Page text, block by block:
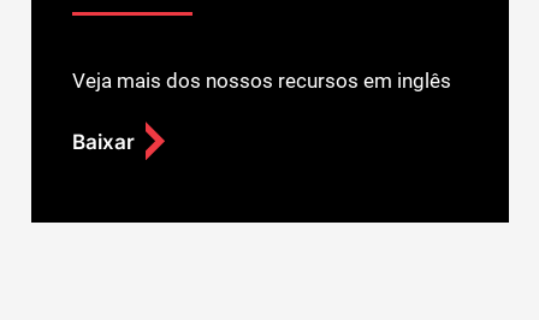
Veja mais dos nossos recursos em inglês
Baixar